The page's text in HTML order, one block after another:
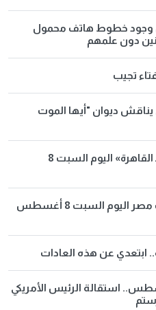
وجود خطوط هاتف محمول
دون علمهم
تجيب
يناقش ديوان "أيها الموت
مواعيد قطارات «الإسكندرية ـ القاهرة» اليوم السبت 8
مواقيت الصلاة في محافظات مصر اليوم السبت 8 أغسطس
ابتعدي عن هذه العادات
مثل هذا اليوم 8 أغسطس.. استقالة الرئيس الأمريكي